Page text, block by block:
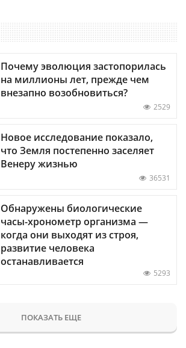
Почему эволюция застопорилась
на миллионы лет, прежде чем
внезапно возобновиться?
2529
Новое исследование показало,
что Земля постепенно заселяет
Венеру жизнью
36531
Обнаружены биологические
часы-хронометр организма —
когда они выходят из строя,
развитие человека
останавливается
5293
ПОКАЗАТЬ ЕЩЕ